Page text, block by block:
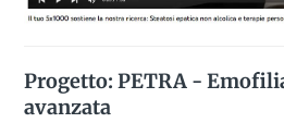
Progetto: PETRA -
avanzata